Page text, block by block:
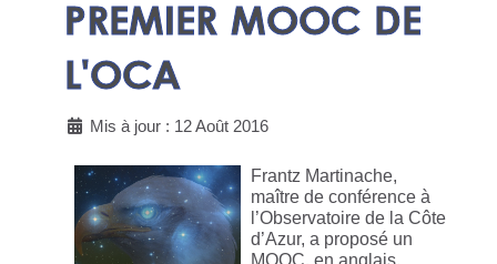
PREMIER MOOC DE
L'OCA
Mis à jour : 12 Août 2016
Frantz Martinache,
maître de conférence à
l’Observatoire de la Côte
d’Azur, a proposé un